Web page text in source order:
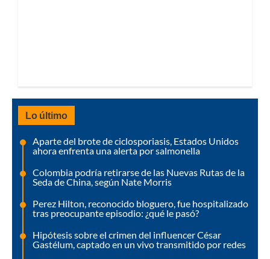
Lo último
Aparte del brote de ciclosporiasis, Estados Unidos
ahora enfrenta una alerta por salmonella
Colombia podría retirarse de las Nuevas Rutas de la
Seda de China, según Nate Morris
Perez Hilton, reconocido bloguero, fue hospitalizado
tras preocupante episodio: ¿qué le pasó?
Hipótesis sobre el crimen del influencer César
Gastélum, captado en un vivo transmitido por redes